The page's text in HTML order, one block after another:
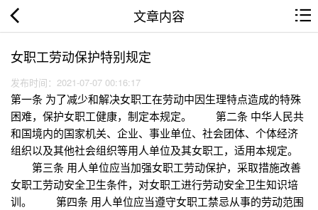
文章内容
女职工劳动保护特别规定
发布时间：2021-07-07 00:16:17
第一条 为了减少和解决女职工在劳动中因生理特点造成的特殊
困难，保护女职工健康，制定本规定。 第二条 中华人民共
和国境内的国家机关、企业、事业单位、社会团体、个体经济
组织以及其他社会组织等用人单位及其女职工，适用本规定。
第三条 用人单位应当加强女职工劳动保护，采取措施改善
女职工劳动安全卫生条件，对女职工进行劳动安全卫生知识培
训。 第四条 用人单位应当遵守女职工禁忌从事的劳动范围